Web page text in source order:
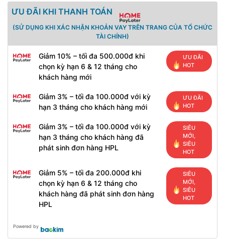
ƯU ĐÃI KHI THANH TOÁN
(SỬ DỤNG KHI XÁC NHẬN KHOẢN VAY TRÊN TRANG CỦA TỔ CHỨC
TÀI CHÍNH)
Giảm 10% – tối đa 500.000đ khi
chọn kỳ hạn 6 & 12 tháng cho
khách hàng mới
ƯU ĐÃI
HOT
Giảm 3% – tối đa 100.000đ với kỳ
hạn 3 tháng cho khách hàng mới
ƯU ĐÃI
HOT
Giảm 3% – tối đa 100.000đ với kỳ
hạn 3 tháng cho khách hàng đã
phát sinh đơn hàng HPL
SIÊU
MỚI,
SIÊU
HOT
Giảm 5% – tối đa 200.000đ khi
chọn kỳ hạn 6 & 12 tháng cho
khách hàng đã phát sinh đơn hàng
HPL
SIÊU
MỚI,
SIÊU
HOT
Powered by